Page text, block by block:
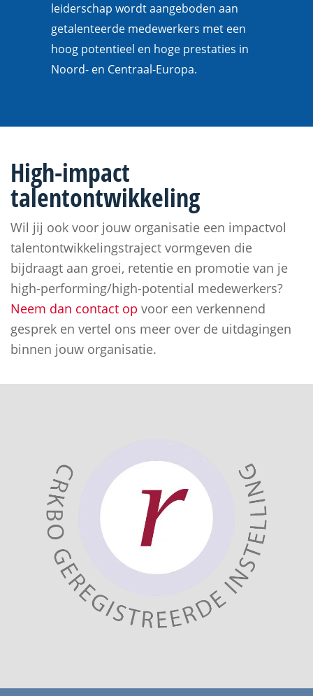
leiderschap wordt aangeboden aan
getalenteerde medewerkers met een
hoog potentieel en hoge prestaties in
Noord- en Centraal-Europa.
High-impact
talentontwikkeling
Wil jij ook voor jouw organisatie een impactvol
talentontwikkelingstraject vormgeven die
bijdraagt aan groei, retentie en promotie van je
high-performing/high-potential medewerkers?
Neem dan contact op voor een verkennend
gesprek en vertel ons meer over de uitdagingen
binnen jouw organisatie.